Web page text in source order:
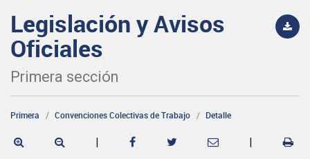
Legislación y Avisos
Oficiales
Primera sección
Primera Convenciones Colectivas de Trabajo Detalle
| |